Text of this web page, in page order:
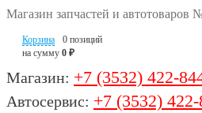
Магазин запчастей и автотоваров
Корзина
0 позиций
на сумму 0 ₽
Магазин: +7 (3532) 422-
Автосервис: +7 (3532)